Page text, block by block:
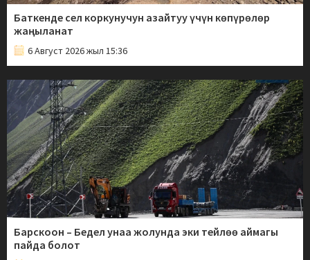
Баткенде сел коркунучун азайтуу үчүн көпүрөлөр
жаңыланат
6 Август 2026 жыл 15:36
Барскоон – Бедел унаа жолунда эки тейлөө аймагы
пайда болот